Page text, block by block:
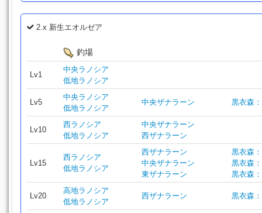
2.x 新生エオルゼア
釣場
Lv1
中央ラノシア
低地ラノシア
Lv5
中央ラノシア
低地ラノシア
中央ザナラーン 黒衣森
Lv10
西ラノシア
低地ラノシア
中央ザナラーン
西ザナラーン
Lv15
西ラノシア
低地ラノシア
西ザナラーン
中央ザナラーン
東ザナラーン
黒衣森
黒衣森
黒衣森
Lv20
高地ラノシア
低地ラノシア
西ザナラーン 黒衣森